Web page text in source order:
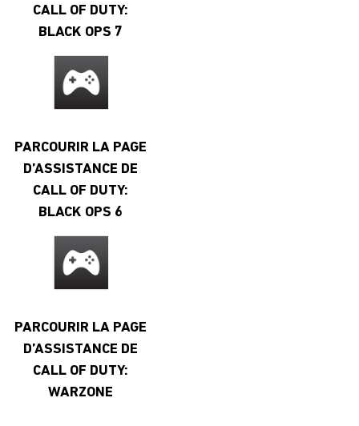
CALL OF DUTY:
BLACK OPS 7
PARCOURIR LA PAGE
D’ASSISTANCE DE
CALL OF DUTY:
BLACK OPS 6
PARCOURIR LA PAGE
D’ASSISTANCE DE
CALL OF DUTY:
WARZONE